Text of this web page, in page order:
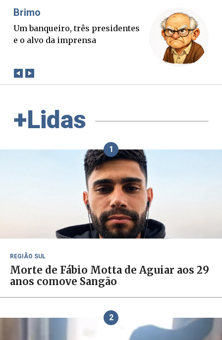
O Boato corre mais rápido que a
verdade. Mas quem paga a
+Lidas
1
REGIÃO SUL
Morte de Fábio Motta de Aguiar aos 29
anos comove Sangão
2